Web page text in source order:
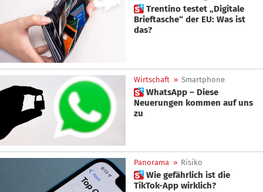
 Trentino testet „Digitale
Brieftasche“ der EU: Was ist
das?
Wirtschaft » Smartphone
 WhatsApp – Diese
Neuerungen kommen auf uns
zu
Panorama » Risiko
 Wie gefährlich ist die
TikTok-App wirklich?